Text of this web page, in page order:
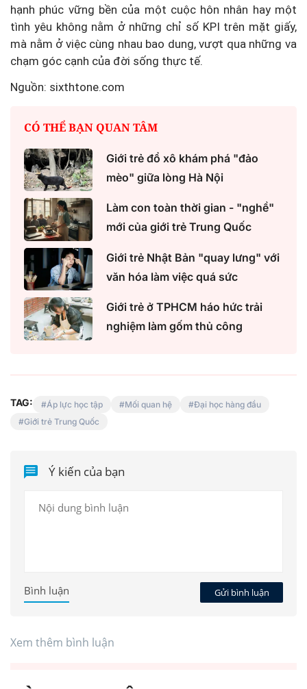
hạnh phúc vững bền của một cuộc hôn nhân hay một
tình yêu không nằm ở những chỉ số KPI trên mặt giấy,
mà nằm ở việc cùng nhau bao dung, vượt qua những va
chạm góc cạnh của đời sống thực tế.
Nguồn: sixthtone.com
CÓ THỂ BẠN QUAN TÂM
Giới trẻ đổ xô khám phá "đảo
mèo" giữa lòng Hà Nội
Làm con toàn thời gian - "nghề"
mới của giới trẻ Trung Quốc
Giới trẻ Nhật Bản "quay lưng" với
văn hóa làm việc quá sức
Giới trẻ ở TPHCM háo hức trải
nghiệm làm gốm thủ công
TAG: Áp lực học tập Mối quan hệ
Đại học hàng đầu
Giới trẻ Trung Quốc
Ý kiến của bạn
Gửi bình luận
Bình luận
Xem thêm bình luận